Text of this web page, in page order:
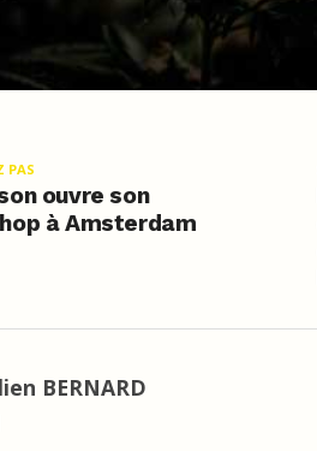
PAS
ouvre son
à Amsterdam
BERNARD